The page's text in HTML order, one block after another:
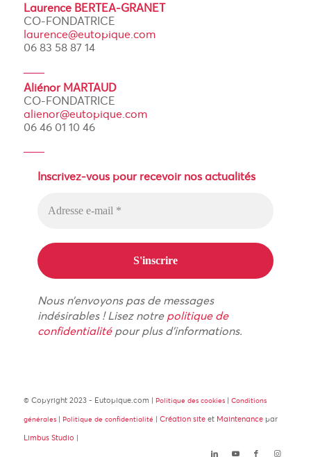
Laurence BERTEA-GRANET
CO-FONDATRICE
laurence@eutopique.com
06 83 58 87 14
Aliénor MARTAUD
CO-FONDATRICE
alienor@eutopique.com
06 46 01 10 46
Inscrivez-vous pour recevoir nos actualités
Nous n’envoyons pas de messages
indésirables ! Lisez notre politique de
confidentialitépour plus d’informations.
© Copyright 2023 - Eutopique.com | Politique des cookies | Conditions
générales | Politique de confidentialité | Création siteet Maintenancepar
Limbus Studio |